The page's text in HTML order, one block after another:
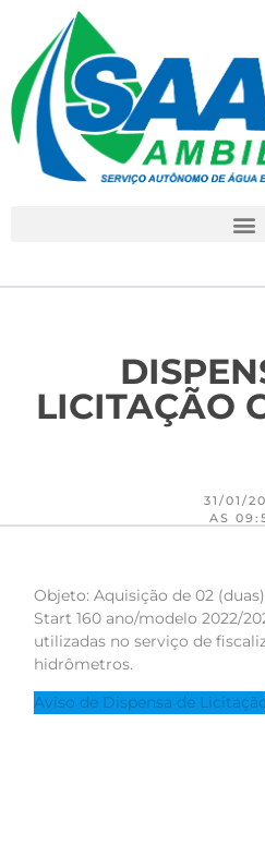
LICITAÇÃO
31/01/
AS
Objeto: Aquisição de 02
Start 160 ano/modelo 2022/
utilizadas no serviço de
hidrômetros.
Aviso de Dispensa de